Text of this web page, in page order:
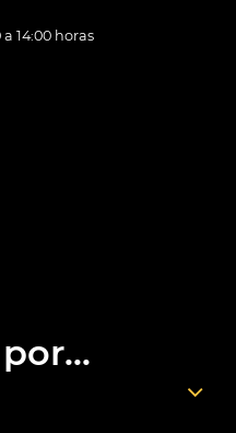
14:00 horas